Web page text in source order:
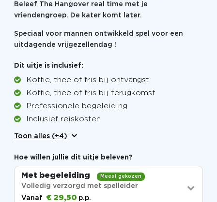
Beleef The Hangover real time met je
vriendengroep. De kater komt later.
Speciaal voor mannen ontwikkeld spel voor een
uitdagende vrijgezellendag !
Dit uitje is inclusief:
Koffie, thee of fris bij ontvangst
Koffie, thee of fris bij terugkomst
Professionele begeleiding
Inclusief reiskosten
Toon alles (+4)
Hoe willen jullie dit uitje beleven?
Met begeleiding Meest gekozen
Volledig verzorgd met spelleider
Vanaf € 29,50 p.p.